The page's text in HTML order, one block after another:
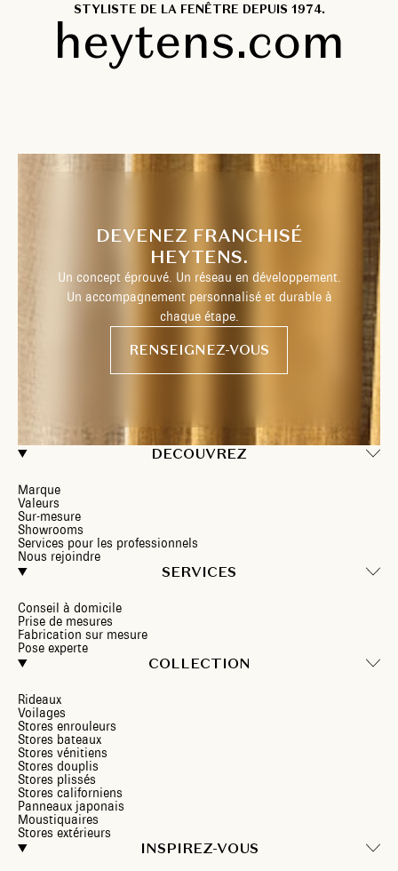
STYLISTE DE LA FENÊTRE DEPUIS 1974.
heytens.com
DECOUVREZ
Marque
Valeurs
Sur-mesure
Showrooms
Services pour les professionnels
Nous rejoindre
SERVICES
Conseil à domicile
Prise de mesures
Fabrication sur mesure
Pose experte
COLLECTION
Rideaux
Voilages
Stores enrouleurs
Stores bateaux
Stores vénitiens
Stores douplis
Stores plissés
Stores californiens
Panneaux japonais
Moustiquaires
Stores extérieurs
INSPIREZ-VOUS
DEVENEZ FRANCHISÉ
HEYTENS.
Un concept éprouvé. Un réseau en développement.
Un accompagnement personnalisé et durable à
chaque étape.
RENSEIGNEZ-VOUS